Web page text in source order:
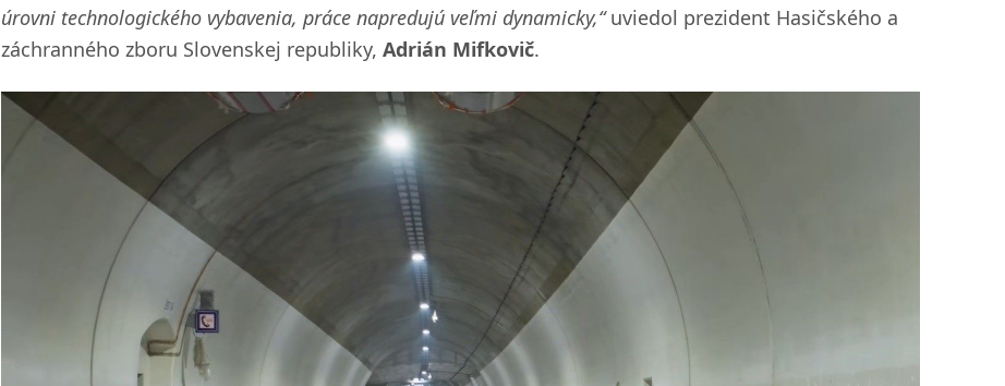
úrovni technologického vybavenia, práce napredujú veľmi dynamicky,“uviedol prezident Hasičského a
záchranného zboru Slovenskej republiky, Adrián Mifkovič.